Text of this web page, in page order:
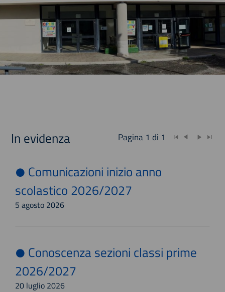
In evidenza Pagina 1 di 1
Comunicazioni inizio anno
scolastico 2026/2027
5 agosto 2026
Conoscenza sezioni classi prime
2026/2027
20 luglio 2026